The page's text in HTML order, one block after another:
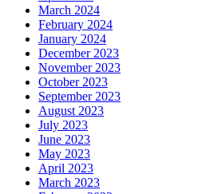
March 2024
February 2024
January 2024
December 2023
November 2023
October 2023
September 2023
August 2023
July 2023
June 2023
May 2023
April 2023
March 2023